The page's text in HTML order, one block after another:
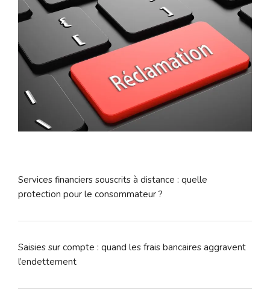
Services financiers souscrits à distance : quelle
protection pour le consommateur ?
Saisies sur compte : quand les frais bancaires aggravent
l’endettement